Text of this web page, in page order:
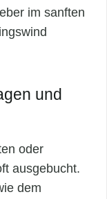
im sanften
und
oder
ausgebucht.
dem